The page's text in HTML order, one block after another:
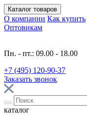
Каталог товаров
О компании Как купить
Оптовикам
Пн. - пт.: 09.00 - 18.00
+7 (495) 120-90-37
Заказать звонок
каталог